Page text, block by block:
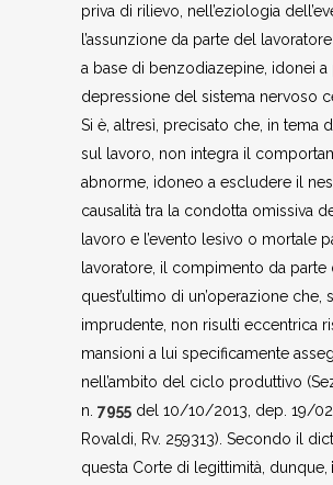
priva di rilievo, nell’eziologia
l’assunzione da parte del
a base di benzodiazepine, idonei
depressione del sistema nervoso
Si è, altresì, precisato che, in tema
sul lavoro, non integra il
abnorme, idoneo a escludere il
causalità tra la condotta omissiva
lavoro e l’evento lesivo o mortale
lavoratore, il compimento da parte
quest’ultimo di un’operazione che,
imprudente, non risulti eccentrica
mansioni a lui specificamente
nell’ambito del ciclo produttivo
n. 7955 del 10/10/2013, dep. 19/
Rovaldi, Rv. 259313). Secondo il
questa Corte di legittimità, dunque,